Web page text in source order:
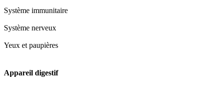
Système immunitaire
Système nerveux
Yeux et paupières
Appareil digestif